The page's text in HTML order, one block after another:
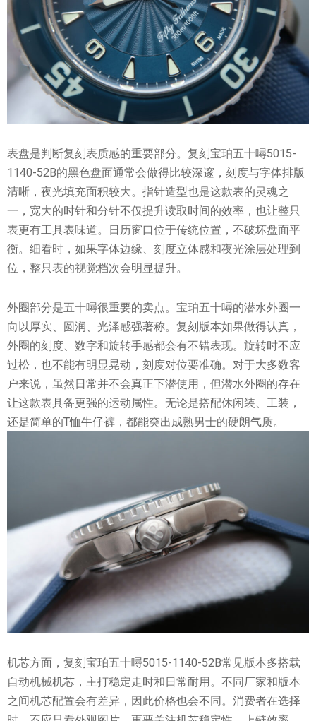
表盘是判断复刻表质感的重要部分。复刻宝珀五十噚5015-
1140-52B的黑色盘面通常会做得比较深邃，刻度与字体排版
清晰，夜光填充面积较大。指针造型也是这款表的灵魂之
一，宽大的时针和分针不仅提升读取时间的效率，也让整只
表更有工具表味道。日历窗口位于传统位置，不破坏盘面平
衡。细看时，如果字体边缘、刻度立体感和夜光涂层处理到
位，整只表的视觉档次会明显提升。
外圈部分是五十噚很重要的卖点。宝珀五十噚的潜水外圈一
向以厚实、圆润、光泽感强著称。复刻版本如果做得认真，
外圈的刻度、数字和旋转手感都会有不错表现。旋转时不应
过松，也不能有明显晃动，刻度对位要准确。对于大多数客
户来说，虽然日常并不会真正下潜使用，但潜水外圈的存在
让这款表具备更强的运动属性。无论是搭配休闲装、工装，
还是简单的T恤牛仔裤，都能突出成熟男士的硬朗气质。
机芯方面，复刻宝珀五十噚5015-1140-52B常见版本多搭载
自动机械机芯，主打稳定走时和日常耐用。不同厂家和版本
之间机芯配置会有差异，因此价格也会不同。消费者在选择